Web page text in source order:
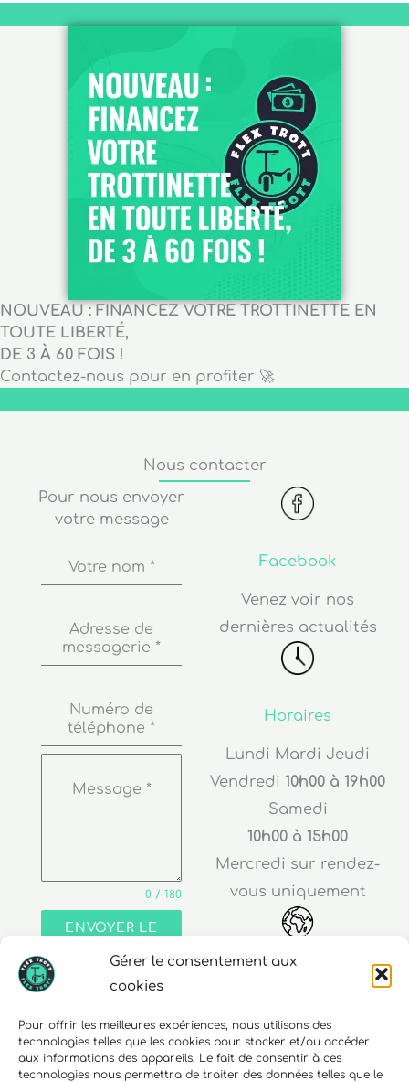
Gérer le consentement aux
cookies
Pour offrir les meilleures expériences, nous utilisons des
technologies telles que les cookies pour stocker et/ou accéder
aux informations des appareils. Le fait de consentir à ces
technologies nous permettra de traiter des données telles que le
NOUVEAU : FINANCEZ VOTRE TROTTINETTE EN
TOUTE LIBERTÉ,
DE 3 À 60 FOIS !
Contactez-nous pour en profiter 🚀
Nous contacter
Pour nous envoyer
votre message
Votre nom *
Adresse de
messagerie *
Numéro de
téléphone *
Message *
0 / 180
ENVOYER LE
Facebook
Venez voir nos
dernières actualités
Horaires
Lundi Mardi Jeudi
Vendredi 10h00 à 19h00
Samedi
10h00 à 15h00
Mercredi sur rendez-
vous uniquement
30 rue Edouard Richard
68000 Colmar